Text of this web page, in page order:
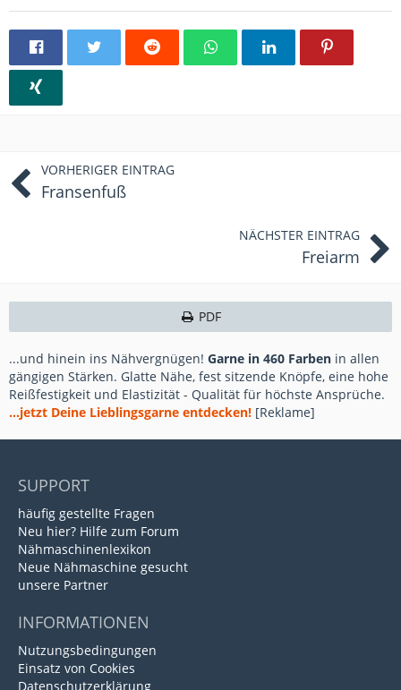
VORHERIGER EINTRAG
Fransenfuß
NÄCHSTER EINTRAG
​Freiarm
PDF
...und hinein ins Nähvergnügen! Garne in 460 Farben in allen
gängigen Stärken. Glatte Nähe, fest sitzende Knöpfe, eine hohe
Reißfestigkeit und Elastizität - Qualität für höchste Ansprüche.
...jetzt Deine Lieblingsgarne entdecken! [Reklame]
SUPPORT
häufig gestellte Fragen
Neu hier? Hilfe zum Forum
Nähmaschinenlexikon
Neue Nähmaschine gesucht
unsere Partner
INFORMATIONEN
Nutzungsbedingungen
Einsatz von Cookies
Datenschutzerklärung